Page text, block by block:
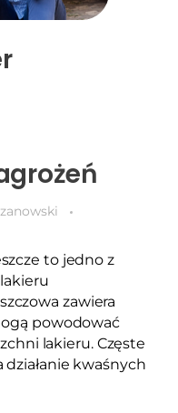
to jedno z
zawiera
powodować
lakieru. Częste
kwaśnych